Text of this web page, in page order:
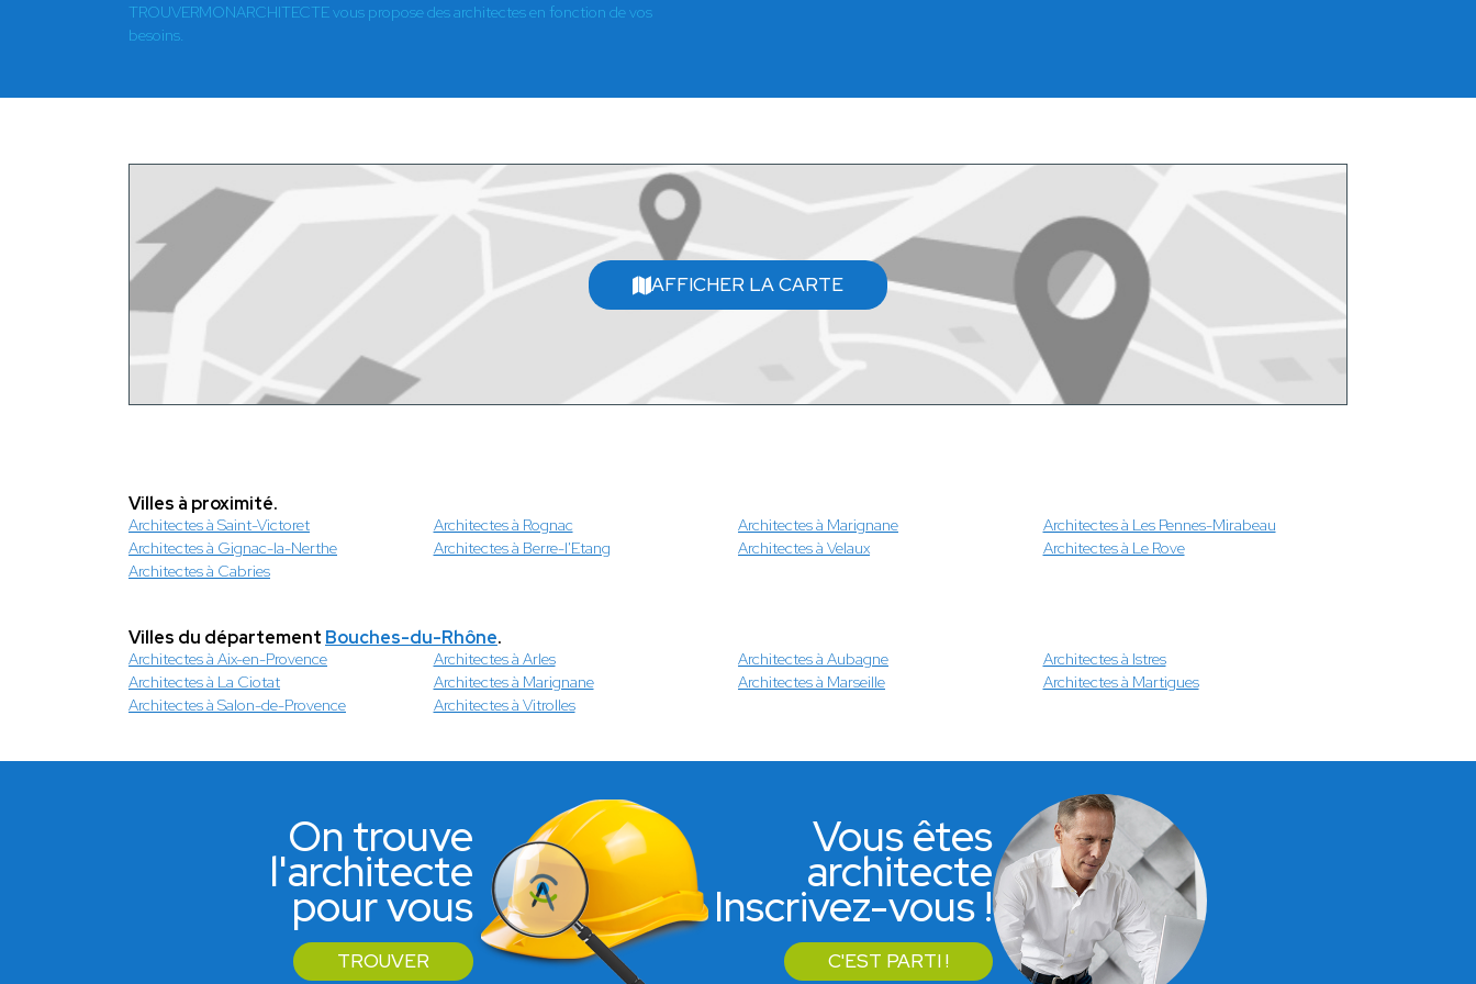
TROUVERMONARCHITECTE vous propose des architectes en fonction de vos
besoins.
AFFICHER LA CARTE
Villes à proximité.
Architectes à Saint-Victoret Architectes à Rognac Architectes à Marignane
Architectes à Les Pennes-Mirabeau
Architectes à Gignac-la-Nerthe
Architectes à Berre-l'Etang Architectes à Velaux
Architectes à Le Rove
Architectes à Cabries
Villes du département Bouches-du-Rhône.
Architectes à Aix-en-Provence Architectes à Arles Architectes à Aubagne
Architectes à Istres
Architectes à La Ciotat
Architectes à Marignane Architectes à Marseille
Architectes à Martigues
Architectes à Salon-de-Provence
Architectes à Vitrolles
On trouve
l'architecte
pour vous
TROUVER
Vous êtes
architecte
Inscrivez-vous !
C'EST PARTI !